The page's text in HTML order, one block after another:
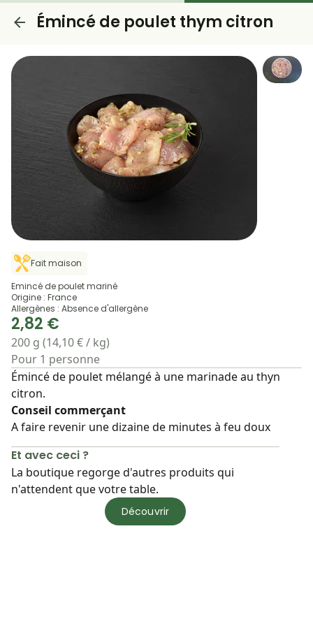
Émincé de poulet thym citron
Fait maison
Emincé de poulet mariné
Origine : France
Allergènes : Absence d'allergène
2,82 €
200 g (14,10 € / kg)
Pour 1 personne
Émincé de poulet mélangé à une marinade au thyn
citron.
Conseil commerçant
A faire revenir une dizaine de minutes à feu doux
Et avec ceci ?
La boutique regorge d'autres produits qui
n'attendent que votre table.
Découvrir